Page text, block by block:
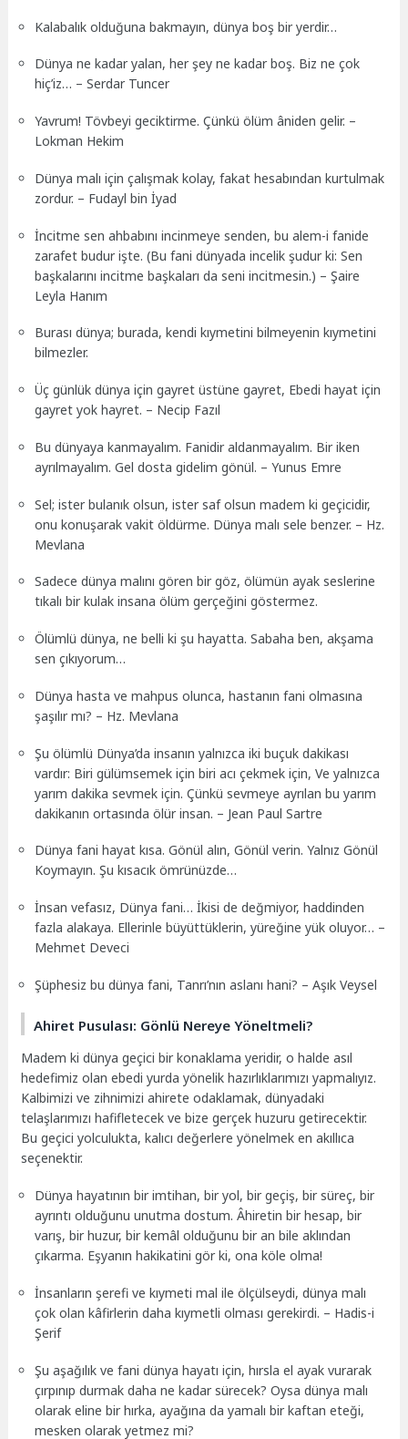
Kalabalık olduğuna bakmayın, dünya boş bir yerdir…
Dünya ne kadar yalan, her şey ne kadar boş. Biz ne çok
hiç’iz… – Serdar Tuncer
Yavrum! Tövbeyi geciktirme. Çünkü ölüm âniden gelir. –
Lokman Hekim
Dünya malı için çalışmak kolay, fakat hesabından kurtulmak
zordur. – Fudayl bin İyad
İncitme sen ahbabını incinmeye senden, bu alem-i fanide
zarafet budur işte. (Bu fani dünyada incelik şudur ki: Sen
başkalarını incitme başkaları da seni incitmesin.) – Şaire
Leyla Hanım
Burası dünya; burada, kendi kıymetini bilmeyenin kıymetini
bilmezler.
Üç günlük dünya için gayret üstüne gayret, Ebedi hayat için
gayret yok hayret. – Necip Fazıl
Bu dünyaya kanmayalım. Fanidir aldanmayalım. Bir iken
ayrılmayalım. Gel dosta gidelim gönül. – Yunus Emre
Sel; ister bulanık olsun, ister saf olsun madem ki geçicidir,
onu konuşarak vakit öldürme. Dünya malı sele benzer. – Hz.
Mevlana
Sadece dünya malını gören bir göz, ölümün ayak seslerine
tıkalı bir kulak insana ölüm gerçeğini göstermez.
Ölümlü dünya, ne belli ki şu hayatta. Sabaha ben, akşama
sen çıkıyorum…
Dünya hasta ve mahpus olunca, hastanın fani olmasına
şaşılır mı? – Hz. Mevlana
Şu ölümlü Dünya’da insanın yalnızca iki buçuk dakikası
vardır: Biri gülümsemek için biri acı çekmek için, Ve yalnızca
yarım dakika sevmek için. Çünkü sevmeye ayrılan bu yarım
dakikanın ortasında ölür insan. – Jean Paul Sartre
Dünya fani hayat kısa. Gönül alın, Gönül verin. Yalnız Gönül
Koymayın. Şu kısacık ömrünüzde…
İnsan vefasız, Dünya fani… İkisi de değmiyor, haddinden
fazla alakaya. Ellerinle büyüttüklerin, yüreğine yük oluyor… –
Mehmet Deveci
Şüphesiz bu dünya fani, Tanrı’nın aslanı hani? – Aşık Veysel
Ahiret Pusulası: Gönlü Nereye Yöneltmeli?
Madem ki dünya geçici bir konaklama yeridir, o halde asıl
hedefimiz olan ebedi yurda yönelik hazırlıklarımızı yapmalıyız.
Kalbimizi ve zihnimizi ahirete odaklamak, dünyadaki
telaşlarımızı hafifletecek ve bize gerçek huzuru getirecektir.
Bu geçici yolculukta, kalıcı değerlere yönelmek en akıllıca
seçenektir.
Dünya hayatının bir imtihan, bir yol, bir geçiş, bir süreç, bir
ayrıntı olduğunu unutma dostum. Âhiretin bir hesap, bir
varış, bir huzur, bir kemâl olduğunu bir an bile aklından
çıkarma. Eşyanın hakikatini gör ki, ona köle olma!
İnsanların şerefi ve kıymeti mal ile ölçülseydi, dünya malı
çok olan kâfirlerin daha kıymetli olması gerekirdi. – Hadis-i
Şerif
Şu aşağılık ve fani dünya hayatı için, hırsla el ayak vurarak
çırpınıp durmak daha ne kadar sürecek? Oysa dünya malı
olarak eline bir hırka, ayağına da yamalı bir kaftan eteği,
mesken olarak yetmez mi?